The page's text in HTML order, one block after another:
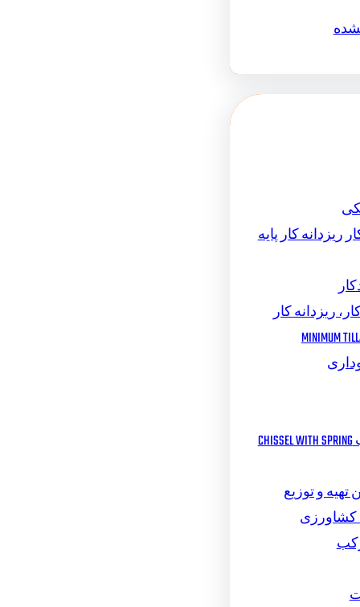
ریزدانه کار پایه
ریزدانه کار
MINIMUM
چیزل مرکب CHISSEL WITH SPRING
و توزیع
کشاورزی